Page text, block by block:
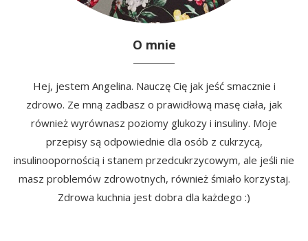
O mnie
Hej, jestem Angelina. Nauczę Cię jak jeść smacznie i
zdrowo. Ze mną zadbasz o prawidłową masę ciała, jak
również wyrównasz poziomy glukozy i insuliny. Moje
przepisy są odpowiednie dla osób z cukrzycą,
insulinoopornością i stanem przedcukrzycowym, ale jeśli nie
masz problemów zdrowotnych, również śmiało korzystaj.
Zdrowa kuchnia jest dobra dla każdego :)